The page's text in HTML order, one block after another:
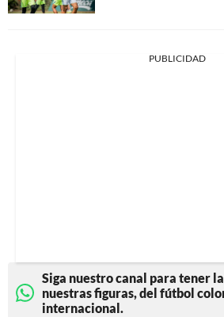
PUBLICIDAD
Siga nuestro canal para tener
nuestras figuras, del fútbol
internacional.